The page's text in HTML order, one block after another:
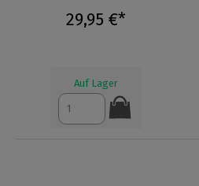
29,95 €*
Auf Lager